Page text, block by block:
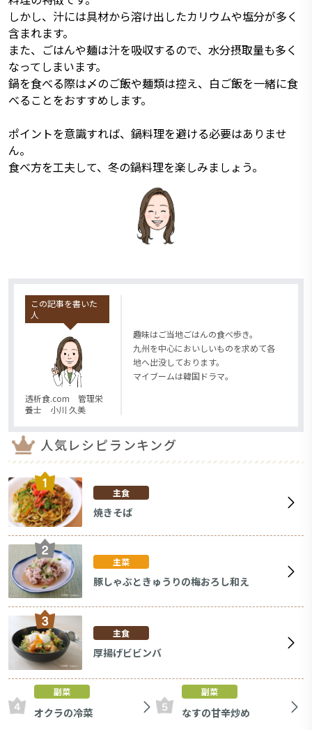
しかし、汁には具材から溶け出したカリウムや塩分が多く
含まれます。
また、ごはんや麺は汁を吸収するので、水分摂取量も多く
なってしまいます。
鍋を食べる際は〆のご飯や麺類は控え、白ご飯を一緒に食
べることをおすすめします。
ポイントを意識すれば、鍋料理を避ける必要はありませ
ん。
食べ方を工夫して、冬の鍋料理を楽しみましょう。
この記事を書いた
人
透析食.com 管理栄
養士 小川 久美
趣味はご当地ごはんの食べ歩き。
九州を中心においしいものを求めて各
地へ出没しております。
マイブームは韓国ドラマ。
人気レシピランキング
主食
焼きそば
主菜
豚しゃぶときゅうりの梅おろし和え
主食
厚揚げビビンバ
副菜
オクラの冷菜
副菜
なすの甘辛炒め